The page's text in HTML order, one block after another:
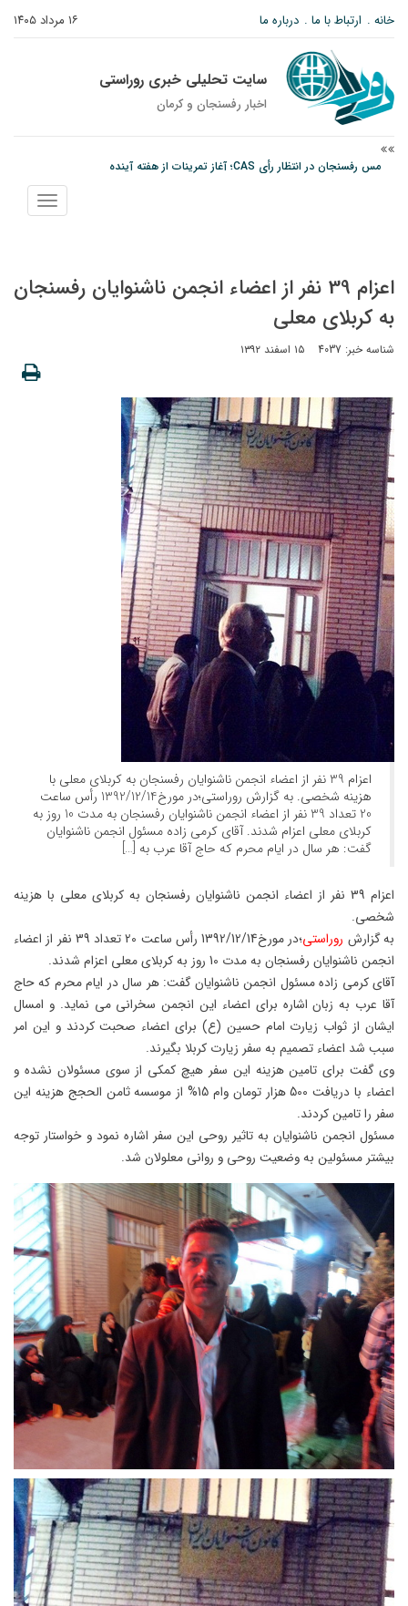
۱۶ مرداد ۱۴۰۵ خانه ارتباط با ما درباره ما
سایت تحلیلی خبری روراستی
اخبار رفسنجان و كرمان
پیام رئیس کل دادگستری استان کرمان به مناسبت ۱۷ مردادماه سالروز شهادت شهید
نمایش
منو
اعزام 39 نفر از اعضاء انجمن ناشنوایان رفسنجان
به کربلای معلی
شناسه خبر: 4037 ۱۵ اسفند ۱۳۹۲
اعزام 39 نفر از اعضاء انجمن ناشنوایان رفسنجان به کربلای معلی با
هزینه شخصی. به گزارش روراستی؛در مورخ1392/12/14 رأس ساعت
20 تعداد 39 نفر از اعضاء انجمن ناشنوایان رفسنجان به مدت 10 روز به
کربلای معلی اعزام شدند. آقای کرمی زاده مسئول انجمن ناشنوایان
گفت: هر سال در ایام محرم که حاج آقا عرب به […]
اعزام 39 نفر از اعضاء انجمن ناشنوایان رفسنجان به کربلای معلی با هزینه
شخصی.
به گزارش روراستی
؛در مورخ1392/12/14 رأس ساعت 20 تعداد 39 نفر از اعضاء
انجمن ناشنوایان رفسنجان به مدت 10 روز به کربلای معلی اعزام شدند.
آقای کرمی زاده مسئول انجمن ناشنوایان گفت: هر سال در ایام محرم که حاج
آقا عرب به زبان اشاره برای اعضاء این انجمن سخرانی می نماید. و امسال
ایشان از ثواب زیارت امام حسین (ع) برای اعضاء صحبت کردند و این امر
سبب شد اعضاء تصمیم به سفر زیارت کربلا بگیرند.
وی گفت برای تامین هزینه این سفر هیچ کمکی از سوی مسئولان نشده و
اعضاء با دریافت 500 هزار تومان وام 15% از موسسه ثامن الحجج هزینه این
سفر را تامین کردند.
مسئول انجمن ناشنوایان به تاثیر روحی این سفر اشاره نمود و خواستار توجه
بیشتر مسئولین به وضعیت روحی و روانی معلولان شد.